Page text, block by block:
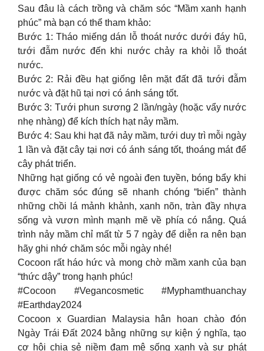
Sau đâu là cách trồng và chăm sóc “Mầm xanh hạnh
phúc” mà bạn có thể tham khảo:
Bước 1: Tháo miếng dán lỗ thoát nước dưới đáy hũ,
tưới đẫm nước đến khi nước chảy ra khỏi lỗ thoát
nước.
Bước 2: Rải đều hạt giống lên mặt đất đã tưới đẫm
nước và đặt hũ tại nơi có ánh sáng tốt.
Bước 3: Tưới phun sương 2 lần/ngày (hoặc vẩy nước
nhẹ nhàng) để kích thích hạt nảy mầm.
Bước 4: Sau khi hạt đã nảy mầm, tưới duy trì mỗi ngày
1 lần và đặt cây tại nơi có ánh sáng tốt, thoáng mát để
cây phát triển.
Những hạt giống có vẻ ngoài đen tuyền, bóng bẩy khi
được chăm sóc đúng sẽ nhanh chóng “biến” thành
những chồi lá mảnh khảnh, xanh nõn, tràn đầy nhựa
sống và vươn mình mạnh mẽ về phía có nắng. Quá
trình nảy mầm chỉ mất từ 5 7 ngày để diễn ra nên bạn
hãy ghi nhớ chăm sóc mỗi ngày nhé!
Cocoon rất háo hức và mong chờ mầm xanh của bạn
“thức dậy” trong hạnh phúc!
#Cocoon #Vegancosmetic #Myphamthuanchay
#Earthday2024
Cocoon x Guardian Malaysia hân hoan chào đón
Ngày Trái Đất 2024 bằng những sự kiện ý nghĩa, tạo
cơ hội chia sẻ niềm đam mê sống xanh và sự phát